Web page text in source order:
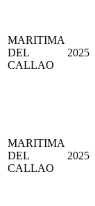
MARITIMA
DEL
CALLAO
2025
MARITIMA
DEL
CALLAO
2025